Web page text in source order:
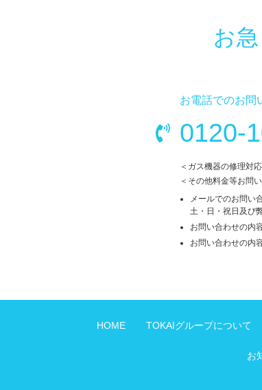
お
お電話でのお問
0120-
＜ガス機器の修理対
＜その他料金等お問
メールでのお問い
土・日・祝日及び
お問い合わせの内
お問い合わせの内
HOME TOKAIグループについて
お